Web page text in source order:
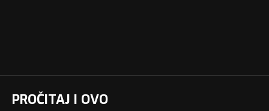
PROČITAJ I OVO